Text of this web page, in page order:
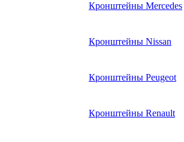
Кронштейны Mеrcedes
Кронштейны Nissan
Кронштейны Peugeot
Кронштейны Renault